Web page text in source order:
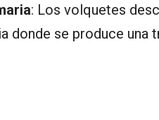
: Los volquetes
donde se produce una